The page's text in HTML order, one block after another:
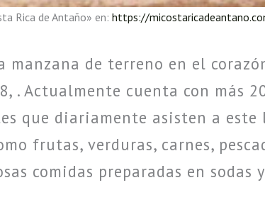
Rica de Antaño» en: https://
manzana de terreno en el
. Actualmente cuenta con más
que diariamente asisten a este
frutas, verduras, carnes,
comidas preparadas en sodas